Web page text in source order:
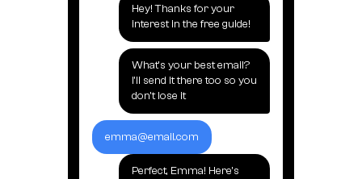
Hey! Thanks for your
interest in the free guide!
What's your best email?
I'll send it there too so you
don't lose it
emma@email.com
Perfect, Emma! Here's